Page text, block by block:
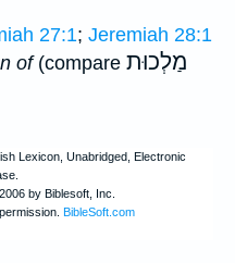
27:1; Jeremiah 28:1
of(compare מַלְכוּת